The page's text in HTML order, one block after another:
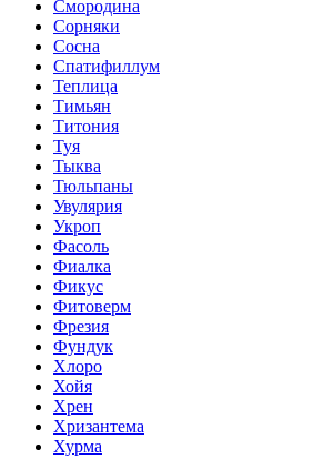
Смородина
Сорняки
Сосна
Спатифиллум
Теплица
Тимьян
Титония
Туя
Тыква
Тюльпаны
Увулярия
Укроп
Фасоль
Фиалка
Фикус
Фитоверм
Фрезия
Фундук
Хлоро
Хойя
Хрен
Хризантема
Хурма